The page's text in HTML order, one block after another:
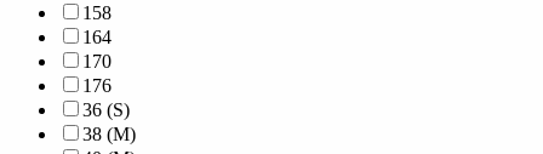
158
164
170
176
36 (S)
38 (M)